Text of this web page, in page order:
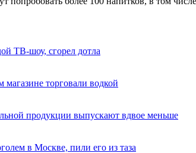
ТВ-шоу, сгорел дотла
торговали водкой
продукции выпускают вдвое меньше
в Москве, пили его из таза